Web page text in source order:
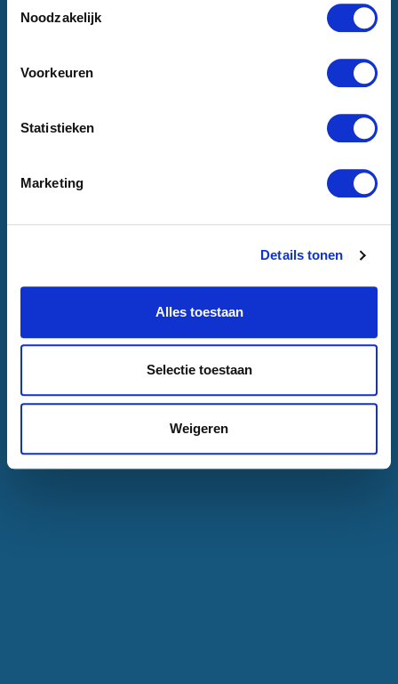
Noodzakelijk
Voorkeuren
Statistieken
Marketing
Details tonen
Alles toestaan
Selectie toestaan
Weigeren